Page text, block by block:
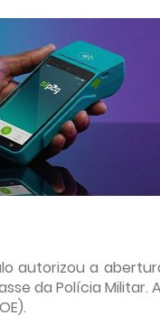
autorizou a
da Polícia